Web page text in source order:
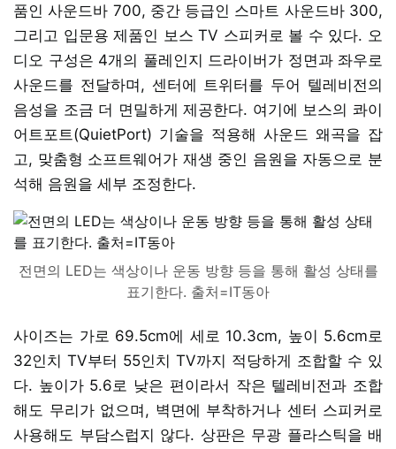
품인 사운드바 700, 중간 등급인 스마트 사운드바 300,
그리고 입문용 제품인 보스 TV 스피커로 볼 수 있다. 오
디오 구성은 4개의 풀레인지 드라이버가 정면과 좌우로
사운드를 전달하며, 센터에 트위터를 두어 텔레비전의
음성을 조금 더 면밀하게 제공한다. 여기에 보스의 콰이
어트포트(QuietPort) 기술을 적용해 사운드 왜곡을 잡
고, 맞춤형 소프트웨어가 재생 중인 음원을 자동으로 분
석해 음원을 세부 조정한다.
전면의 LED는 색상이나 운동 방향 등을 통해 활성 상태를
표기한다. 출처=IT동아
사이즈는 가로 69.5cm에 세로 10.3cm, 높이 5.6cm로
32인치 TV부터 55인치 TV까지 적당하게 조합할 수 있
다. 높이가 5.6로 낮은 편이라서 작은 텔레비전과 조합
해도 무리가 없으며, 벽면에 부착하거나 센터 스피커로
사용해도 부담스럽지 않다. 상판은 무광 플라스틱을 배